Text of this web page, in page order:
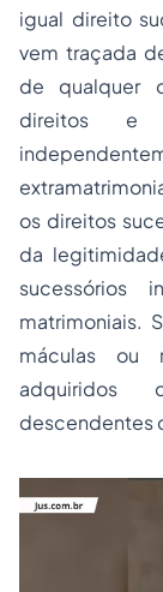
igual direito
vem traçada
de qualquer
direitos e
os direitos
da
sucessórios
matrimoniais.
máculas ou
adquiridos
descendentes